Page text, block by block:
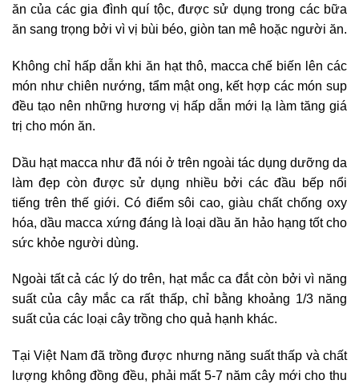
ăn của các gia đình quí tộc, được sử dụng trong các bữa
ăn sang trọng bởi vì vị bùi béo, giòn tan mê hoặc người ăn.
Không chỉ hấp dẫn khi ăn hạt thô, macca chế biến lên các
món như chiên nướng, tẩm mật ong, kết hợp các món sup
đều tạo nên những hương vị hấp dẫn mới lạ làm tăng giá
trị cho món ăn.
Dầu hạt macca như đã nói ở trên ngoài tác dụng dưỡng da
làm đẹp còn được sử dụng nhiều bởi các đầu bếp nổi
tiếng trên thế giới. Có điểm sôi cao, giàu chất chống oxy
hóa, dầu macca xứng đáng là loại dầu ăn hảo hạng tốt cho
sức khỏe người dùng.
Ngoài tất cả các lý do trên, hạt mắc ca đắt còn bởi vì năng
suất của cây mắc ca rất thấp, chỉ bằng khoảng 1/3 năng
suất của các loại cây trồng cho quả hạnh khác.
Tại Việt Nam đã trồng được nhưng năng suất thấp và chất
lượng không đồng đều, phải mất 5-7 năm cây mới cho thu